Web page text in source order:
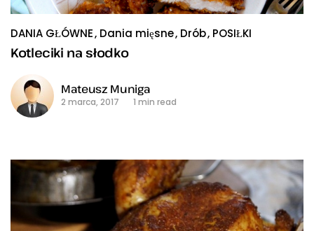
DANIA GŁÓWNE Dania mięsne Drób POSIŁKI
Kotleciki na słodko
Mateusz Muniga
2 marca, 2017 1 min read